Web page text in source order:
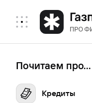
Почитаем про...
Кредиты